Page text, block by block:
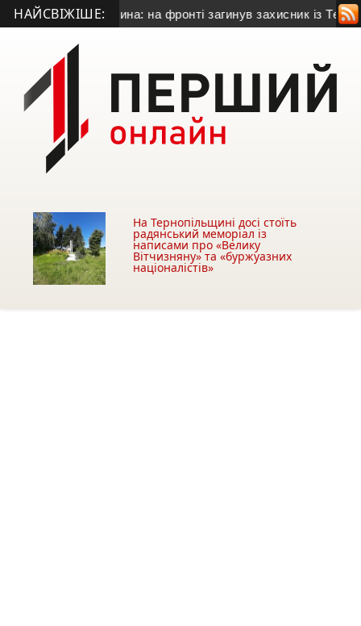
НАЙСВІЖІШЕ:
для сина: на фронті загинув захисник із Тернополя • У
На Тернопільщині досі стоїть
радянський меморіал із
написами про «Велику
Вітчизняну» та «буржуазних
націоналістів»